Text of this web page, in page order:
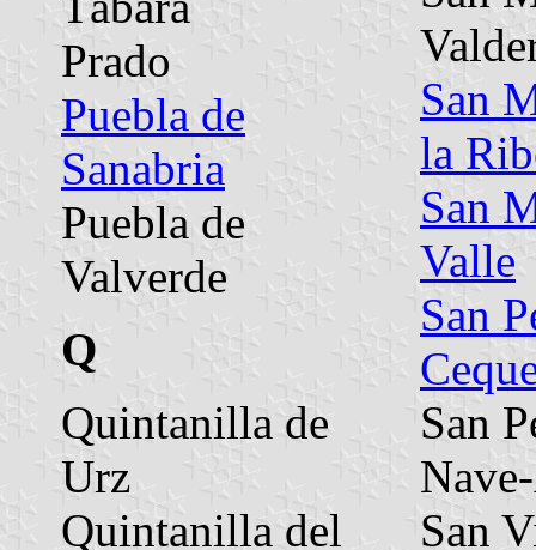
Prado
Puebla de
Sanabria
Puebla de
Valverde
Q
Quintanilla de
Urz
Quintanilla del
San
la
San
Valle
San
San
San